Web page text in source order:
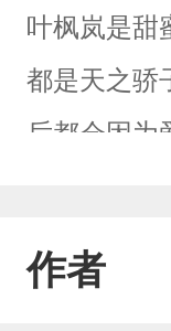
叶枫岚是甜
都是天之骄
后都会因为
作者